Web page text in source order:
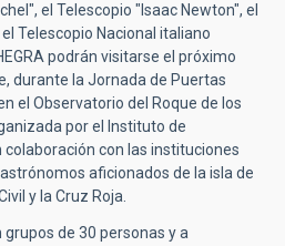
el Telescopio "Isaac Newton", el
Telescopio Nacional italiano
podrán visitarse el próximo
durante la Jornada de Puertas
el Observatorio del Roque de los
por el Instituto de
con las instituciones
aficionados de la isla de
y la Cruz Roja.
grupos de 30 personas y a